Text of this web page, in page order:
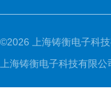
©2026 上海铸衡电子科
上海铸衡电子科技有限